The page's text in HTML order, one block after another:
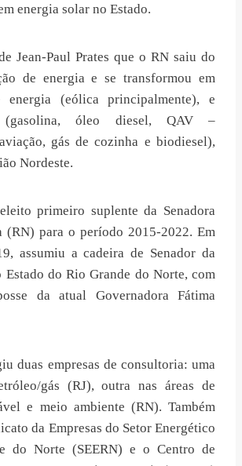
energia solar no Estado.
Jean-Paul Prates que o RN saiu do
de energia e se transformou em
energia (eólica principalmente), e
(gasolina, óleo diesel, QAV –
gás de cozinha e biodiesel),
Nordeste.
primeiro suplente da Senadora
(RN) para o período 2015-2022. Em
assumiu a cadeira de Senador da
Estado do Rio Grande do Norte, com
da atual Governadora Fátima
duas empresas de consultoria: uma
gás (RJ), outra nas áreas de
e meio ambiente (RN). Também
da Empresas do Setor Energético
do Norte (SEERN) e o Centro de